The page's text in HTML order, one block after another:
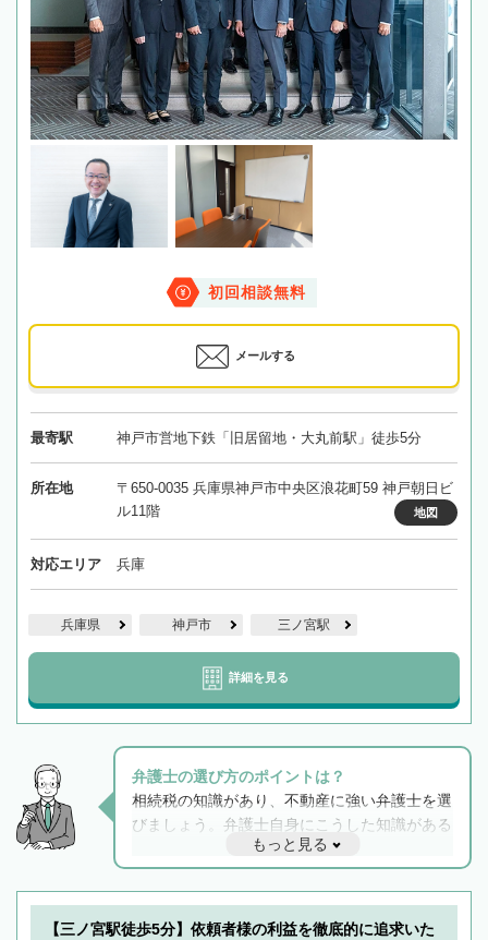
初回相談無料
メールする
最寄駅 神戸市営地下鉄「旧居留地・大丸前駅」徒歩5分
所在地
〒650-0035 兵庫県神戸市中央区浪花町59 神戸朝日ビ
ル11階
地図
対応エリア 兵庫
兵庫県 神戸市 三ノ宮駅
詳細を見る
弁護士の選び方のポイントは？
相続税の知識があり、不動産に強い弁護士を選
びましょう。弁護士自身にこうした知識がある
と他士業との連携もスムーズに進み、トラブル
解決のみならず相続をトータルで任せることが
できます。また、相続は感情がからむ分野なの
でフィーリングも重要です。実際に電話や面談
もっと見る
【三ノ宮駅徒歩5分】依頼者様の利益を徹底的に追求いた